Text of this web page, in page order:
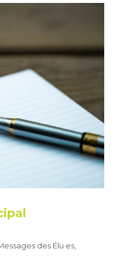
des Élu·es